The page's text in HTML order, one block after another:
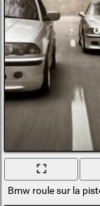
Bmw roule sur la